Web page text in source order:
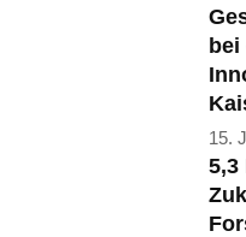
15.
5,3